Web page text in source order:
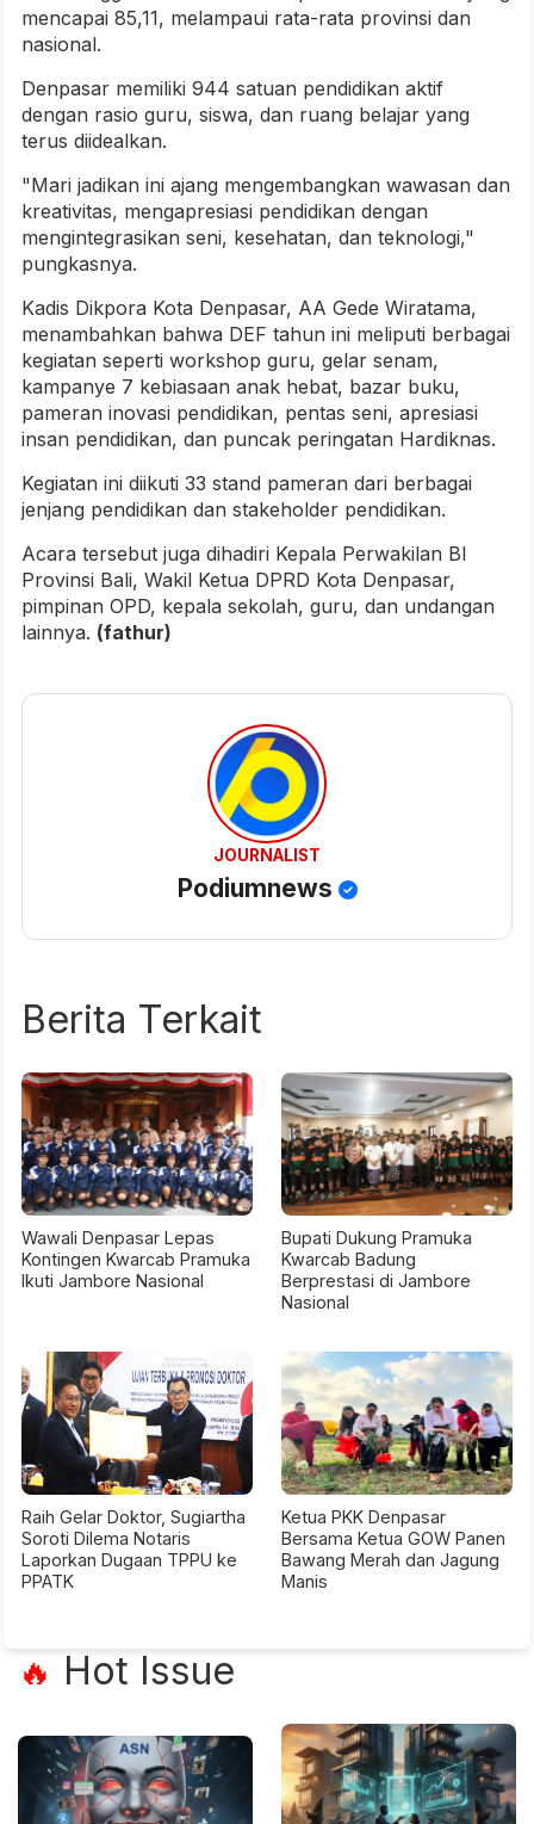
mencapai 85,11, melampaui rata-rata provinsi dan
nasional.
Denpasar memiliki 944 satuan pendidikan aktif
dengan rasio guru, siswa, dan ruang belajar yang
terus diidealkan.
"Mari jadikan ini ajang mengembangkan wawasan dan
kreativitas, mengapresiasi pendidikan dengan
mengintegrasikan seni, kesehatan, dan teknologi,"
pungkasnya.
Kadis Dikpora Kota Denpasar, AA Gede Wiratama,
menambahkan bahwa DEF tahun ini meliputi berbagai
kegiatan seperti workshop guru, gelar senam,
kampanye 7 kebiasaan anak hebat, bazar buku,
pameran inovasi pendidikan, pentas seni, apresiasi
insan pendidikan, dan puncak peringatan Hardiknas.
Kegiatan ini diikuti 33 stand pameran dari berbagai
jenjang pendidikan dan stakeholder pendidikan.
Acara tersebut juga dihadiri Kepala Perwakilan BI
Provinsi Bali, Wakil Ketua DPRD Kota Denpasar,
pimpinan OPD, kepala sekolah, guru, dan undangan
lainnya. (fathur)
JOURNALIST
Podiumnews
Berita Terkait
Wawali Denpasar Lepas
Kontingen Kwarcab Pramuka
Ikuti Jambore Nasional
Bupati Dukung Pramuka
Kwarcab Badung
Berprestasi di Jambore
Nasional
Raih Gelar Doktor, Sugiartha
Soroti Dilema Notaris
Laporkan Dugaan TPPU ke
PPATK
Ketua PKK Denpasar
Bersama Ketua GOW Panen
Bawang Merah dan Jagung
Manis
🔥 Hot Issue